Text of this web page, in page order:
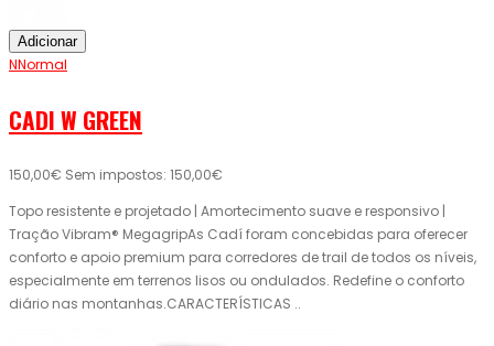
Adicionar
NNormal
CADI W GREEN
150,00€ Sem impostos: 150,00€
Topo resistente e projetado | Amortecimento suave e responsivo |
Tração Vibram® MegagripAs Cadí foram concebidas para oferecer
conforto e apoio premium para corredores de trail de todos os níveis,
especialmente em terrenos lisos ou ondulados. Redefine o conforto
diário nas montanhas.CARACTERÍSTICAS ..